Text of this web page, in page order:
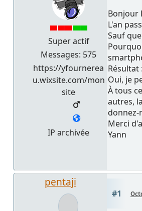
Super actif
Messages: 575
https://yfournerea
u.wixsite.com/mon
site
IP archivée
Bonjour
L'an
Sauf
Résultat
Oui, je
À tous
autres,
donnez-
Merci
Yann
pentaji
#1